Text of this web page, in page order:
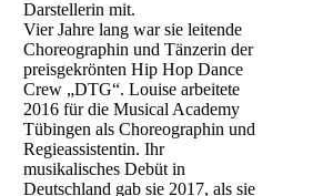
Darstellerin mit.
Vier Jahre lang war sie leitende
Choreographin und Tänzerin der
preisgekrönten Hip Hop Dance
Crew „DTG“. Louise arbeitete
2016 für die Musical Academy
Tübingen als Choreographin und
Regieassistentin. Ihr
musikalisches Debüt in
Deutschland gab sie 2017, als sie